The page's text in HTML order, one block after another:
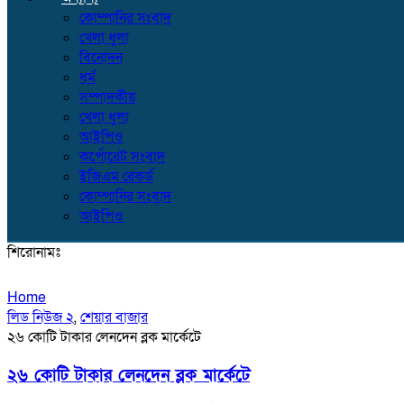
কোম্পানির সংবাদ
খেলা ধুলা
বিনোদন
ধর্ম
সম্পাদকীয়
খেলা ধুলা
আইপিও
কর্পোরেট সংবাদ
ইজিএম রেকর্ড
কোম্পানির সংবাদ
আইপিও
শিরোনামঃ
Home
লিড নিউজ ২,শেয়ার বাজার
২৬ কোটি টাকার লেনদেন ব্লক মার্কেটে
২৬ কোটি টাকার লেনদেন ব্লক মার্কেটে